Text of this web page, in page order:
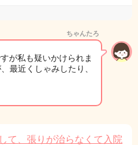
ちゃんたろ
が私も疑いかけられま
最近くしゃみしたり、
て、張りが治らなくて入院